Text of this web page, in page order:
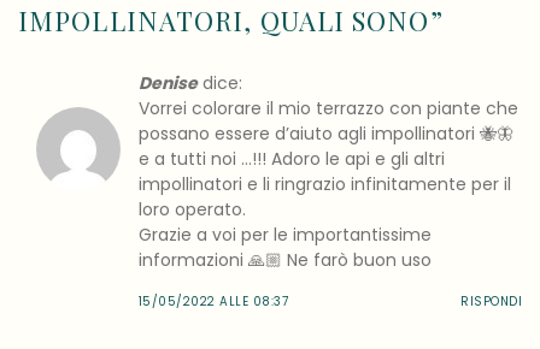
IMPOLLINATORI, QUALI SONO”
Denise dice:
Vorrei colorare il mio terrazzo con piante che
possano essere d’aiuto agli impollinatori 🐝🦋
e a tutti noi …!!! Adoro le api e gli altri
impollinatori e li ringrazio infinitamente per il
loro operato.
Grazie a voi per le importantissime
informazioni 🙏🏼 Ne farò buon uso
15/05/2022 ALLE 08:37 RISPONDI